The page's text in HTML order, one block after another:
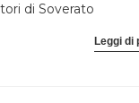
di Soverato
Leggi di